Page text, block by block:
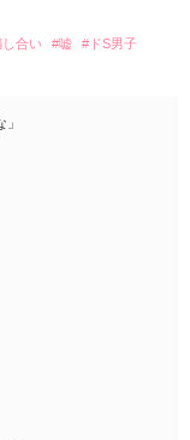
し合い #嘘
#ドS男子